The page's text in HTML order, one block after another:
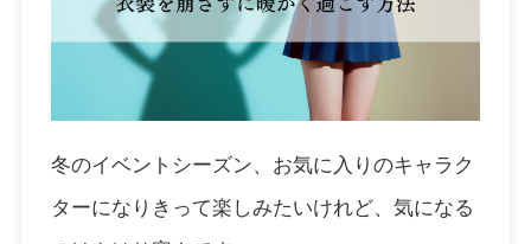
冬のイベントシーズン、お気に入りのキャラク
ターになりきって楽しみたいけれど、気になる